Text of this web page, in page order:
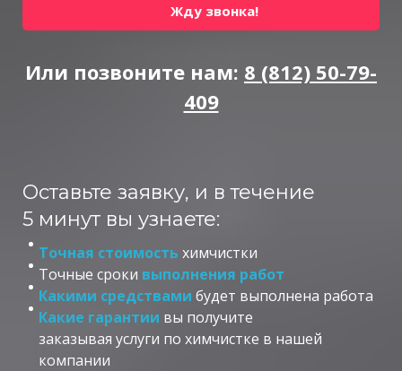
Жду звонка!
Или позвоните нам: 8 (812) 50-79-
409
Оставьте заявку, и в течение
5 минут вы узнаете:
Точная стоимость химчистки
Точные сроки выполнения работ
Какими средствами будет выполнена работа
Какие гарантии вы получите
заказывая услуги по химчистке в нашей
компании